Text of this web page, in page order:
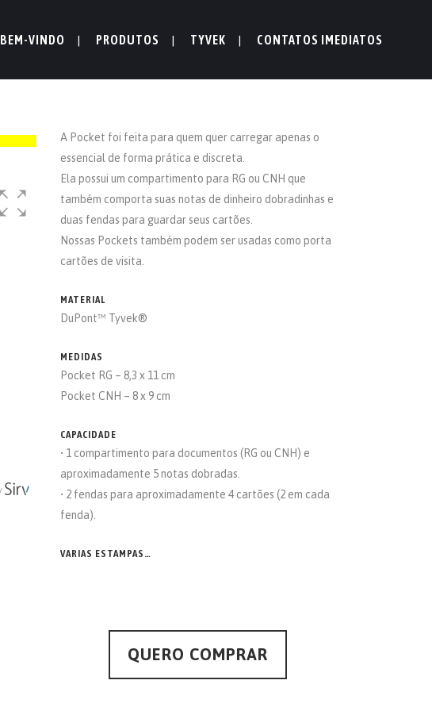
BEM-VINDO PRODUTOS TYVEK CONTATOS IMEDIATOS
A Pocket foi feita para quem quer carregar apenas o
essencial de forma prática e discreta.
Ela possui um compartimento para RG ou CNH que
também comporta suas notas de dinheiro dobradinhas e
duas fendas para guardar seus cartões.
Nossas Pockets também podem ser usadas como porta
cartões de visita.
MATERIAL
DuPont™ Tyvek®
MEDIDAS
Pocket RG – 8,3 x 11 cm
Pocket CNH – 8 x 9 cm
CAPACIDADE
• 1 compartimento para documentos (RG ou CNH) e
aproximadamente 5 notas dobradas.
• 2 fendas para aproximadamente 4 cartões (2 em cada
fenda).
VARIAS ESTAMPAS…
QUERO COMPRAR